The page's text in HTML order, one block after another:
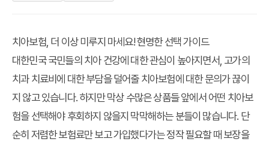
치아보험, 더 이상 미루지 마세요! 현명한 선택 가이드
대한민국 국민들의 치아 건강에 대한 관심이 높아지면서, 고가의
치과 치료비에 대한 부담을 덜어줄 치아보험에 대한 문의가 끊이
지 않고 있습니다. 하지만 막상 수많은 상품들 앞에서 어떤 치아보
험을 선택해야 후회하지 않을지 막막해하는 분들이 많습니다. 단
순히 저렴한 보험료만 보고 가입했다가는 정작 필요할 때 보장을